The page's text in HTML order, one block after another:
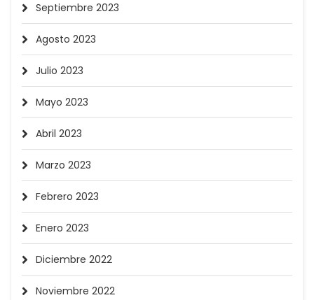
Septiembre 2023
Agosto 2023
Julio 2023
Mayo 2023
Abril 2023
Marzo 2023
Febrero 2023
Enero 2023
Diciembre 2022
Noviembre 2022